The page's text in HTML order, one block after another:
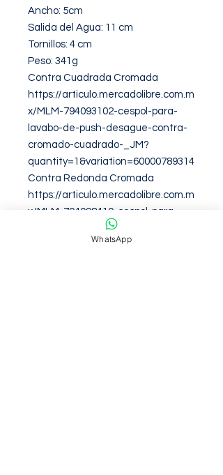
Ancho: 5cm
Salida del Agua: 11 cm
Tornillos: 4 cm
Peso: 341g
Contra Cuadrada Cromada
https://articulo.mercadolibre.com.m
x/MLM-794093102-cespol-para-
lavabo-de-push-desague-contra-
cromado-cuadrado-_JM?
quantity=1&variation=60000789314
Contra Redonda Cromada
https://articulo.mercadolibre.com.m
x/MLM-794098410-cespol-para-
lavabo-de-push-desague-contra-
cromado-redonda-_JM?
WhatsApp